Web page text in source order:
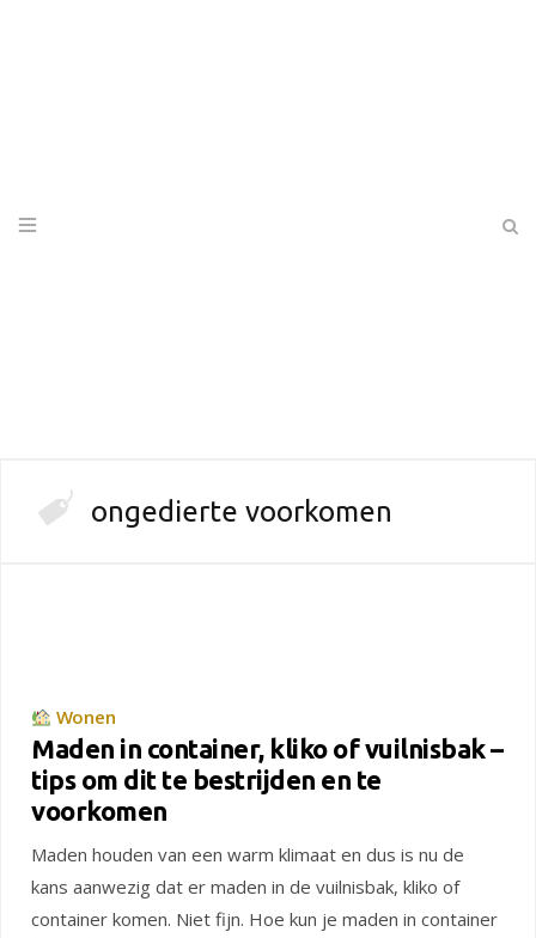
ongedierte voorkomen
Wonen
Maden in container, kliko of vuilnisbak –
tips om dit te bestrijden en te
voorkomen
Maden houden van een warm klimaat en dus is nu de
kans aanwezig dat er maden in de vuilnisbak, kliko of
container komen. Niet fijn. Hoe kun je maden in container